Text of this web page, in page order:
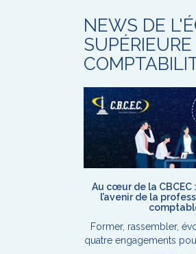
NEWS DE
SUPÉRIEURE
Au cœur de la CBCEC
l’avenir de la
Former, rassembler,
quatre engagements